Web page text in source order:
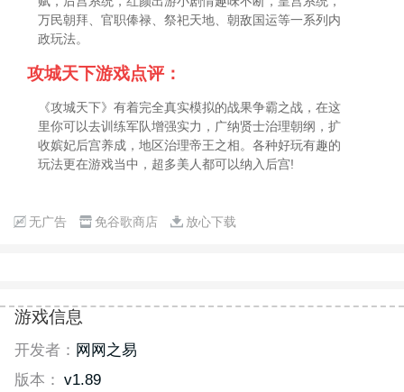
万民朝拜、官职俸禄、祭祀天地、朝敌国运等一系列内
政玩法。
攻城天下游戏点评：
《攻城天下》有着完全真实模拟的战果争霸之战，在这
里你可以去训练军队增强实力，广纳贤士治理朝纲，扩
收嫔妃后宫养成，地区治理帝王之相。各种好玩有趣的
玩法更在游戏当中，超多美人都可以纳入后宫!
无广告 免谷歌商店 放心下载
游戏信息
开发者： 网网之易
版本： v1.89